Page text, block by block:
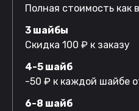
Полная стоимость как
3 шайбы
Скидка 100 ₽ к заказу
4-5 шайб
-50 ₽ к каждой шайбе
6-8 шайб